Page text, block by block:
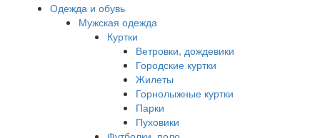
Одежда и обувь
Мужская одежда
Куртки
Ветровки, дождевики
Городские куртки
Жилеты
Горнолыжные куртки
Парки
Пуховики